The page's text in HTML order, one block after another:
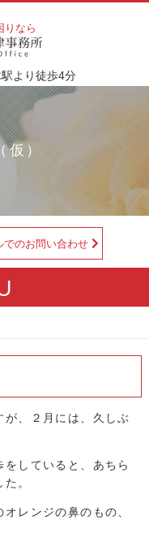
りなら
より徒歩4分
仮）
でのお問い合わせ
、２月には、久しぶ
していると、あちら
。
レンジの鼻のもの、